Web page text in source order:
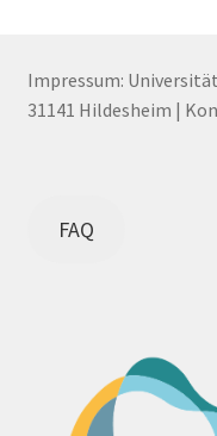
Impressum:
31141 Hildesheim |
FAQ